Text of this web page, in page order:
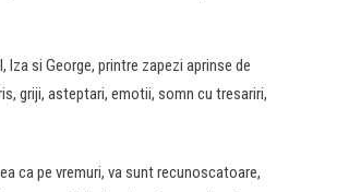
si George, printre zapezi aprinse de
griji, asteptari, emotii, somn cu tresariri,
ca pe vremuri, va sunt recunoscatoare,